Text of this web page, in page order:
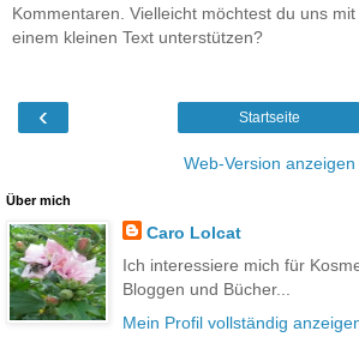
Kommentaren. Vielleicht möchtest du uns mit
einem kleinen Text unterstützen?
‹ Startseite
Web-Version anzeigen
Über mich
Caro Lolcat
Ich interessiere mich für
Bloggen und Bücher...
Mein Profil vollständig